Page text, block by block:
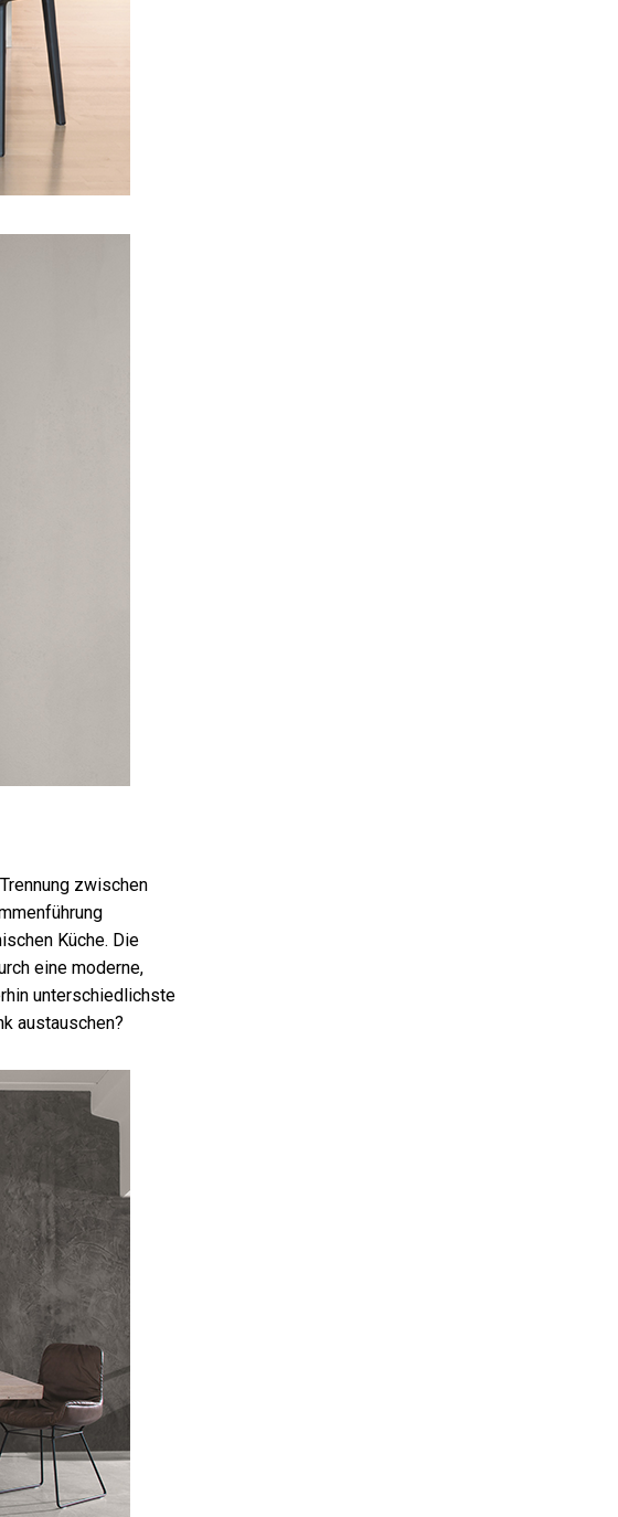
zwischen
Küche. Die
eine moderne,
unterschiedlichste
austauschen?